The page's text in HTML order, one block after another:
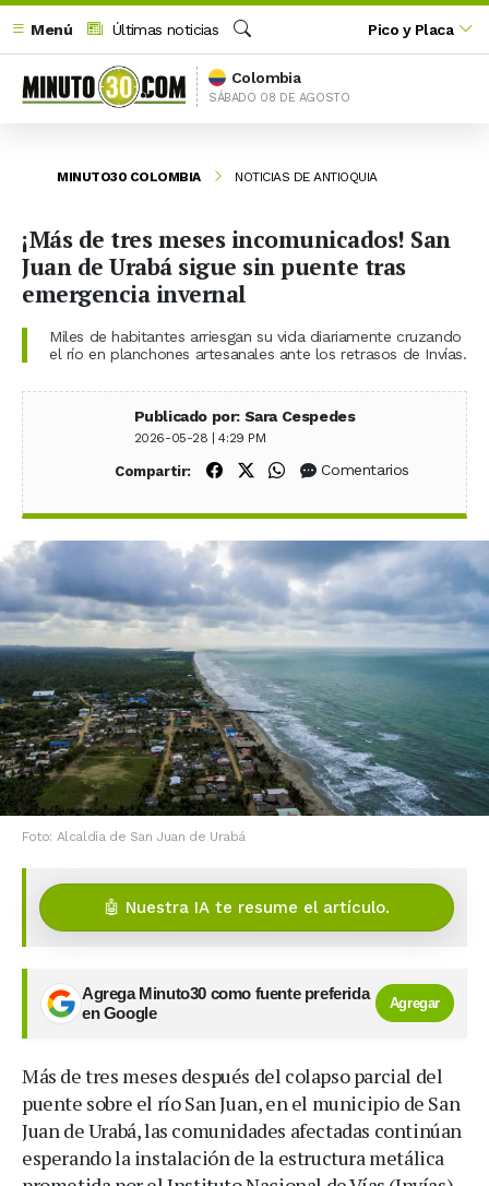
Menú
Últimas noticias
Buscar
Pico y Placa
Colombia
SÁBADO 08 DE AGOSTO
MINUTO30 COLOMBIA NOTICIAS DE ANTIOQUIA
¡Más de tres meses incomunicados! San
Juan de Urabá sigue sin puente tras
emergencia invernal
Miles de habitantes arriesgan su vida diariamente cruzando
el río en planchones artesanales ante los retrasos de Invías.
Publicado por: Sara Cespedes
2026-05-28 | 4:29 PM
Compartir: Compartir en Facebook
Compartir en X (Twitter)
Compartir en WhatsApp
Comentarios
Foto: Alcaldía de San Juan de Urabá
🤖 Nuestra IA te resume el artículo.
Agrega Minuto30 como fuente preferida
en Google
Agregar
Más de tres meses después del colapso parcial del
puente sobre el río San Juan, en el municipio de San
Juan de Urabá, las comunidades afectadas continúan
esperando la instalación de la estructura metálica